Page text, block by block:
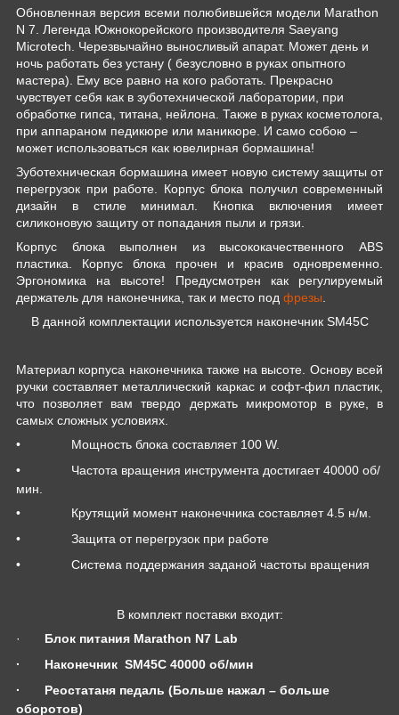
Обновленная версия всеми полюбившейся модели Marathon
N 7. Легенда Южнокорейского производителя Saeyang
Microtech. Черезвычайно выносливый апарат. Может день и
ночь работать без устану ( безусловно в руках опытного
мастера). Ему все равно на кого работать. Прекрасно
чувствует себя как в зуботехнической лаборатории, при
обработке гипса, титана, нейлона. Также в руках косметолога,
при аппараном педикюре или маникюре. И само собою –
может использоваться как ювелирная бормашина!
Зуботехническая бормашина имеет новую систему защиты от
перегрузок при работе. Корпус блока получил современный
дизайн в стиле минимал. Кнопка включения имеет
силиконовую защиту от попадания пыли и грязи.
Корпус блока выполнен из высококачественного ABS
пластика. Корпус блока прочен и красив одновременно.
Эргономика на высоте! Предусмотрен как регулируемый
держатель для наконечника, так и место под фрезы.
В данной комплектации используется наконечник SM45C
Материал корпуса наконечника также на высоте. Основу всей
ручки составляет металлический каркас и софт-фил пластик,
что позволяет вам твердо держать микромотор в руке, в
самых сложных условиях.
•
Мощность блока составляет 100 W.
•
Частота вращения инструмента достигает 40000 об/
мин.
•
Крутящий момент наконечника составляет 4.5 н/м.
•
Защита от перегрузок при работе
•
Система поддержания заданой частоты вращения
В комплект поставки входит:
·
Блок питания Marathon N7 Lab
·
Наконечник SM45C 40000 об/мин
·
Реостатаня педаль (Больше нажал – больше
оборотов)